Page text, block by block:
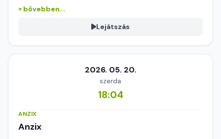
» bővebben...
Lejátszás
2026. 05. 20.
szerda
18:04
ANZIX
Anzix